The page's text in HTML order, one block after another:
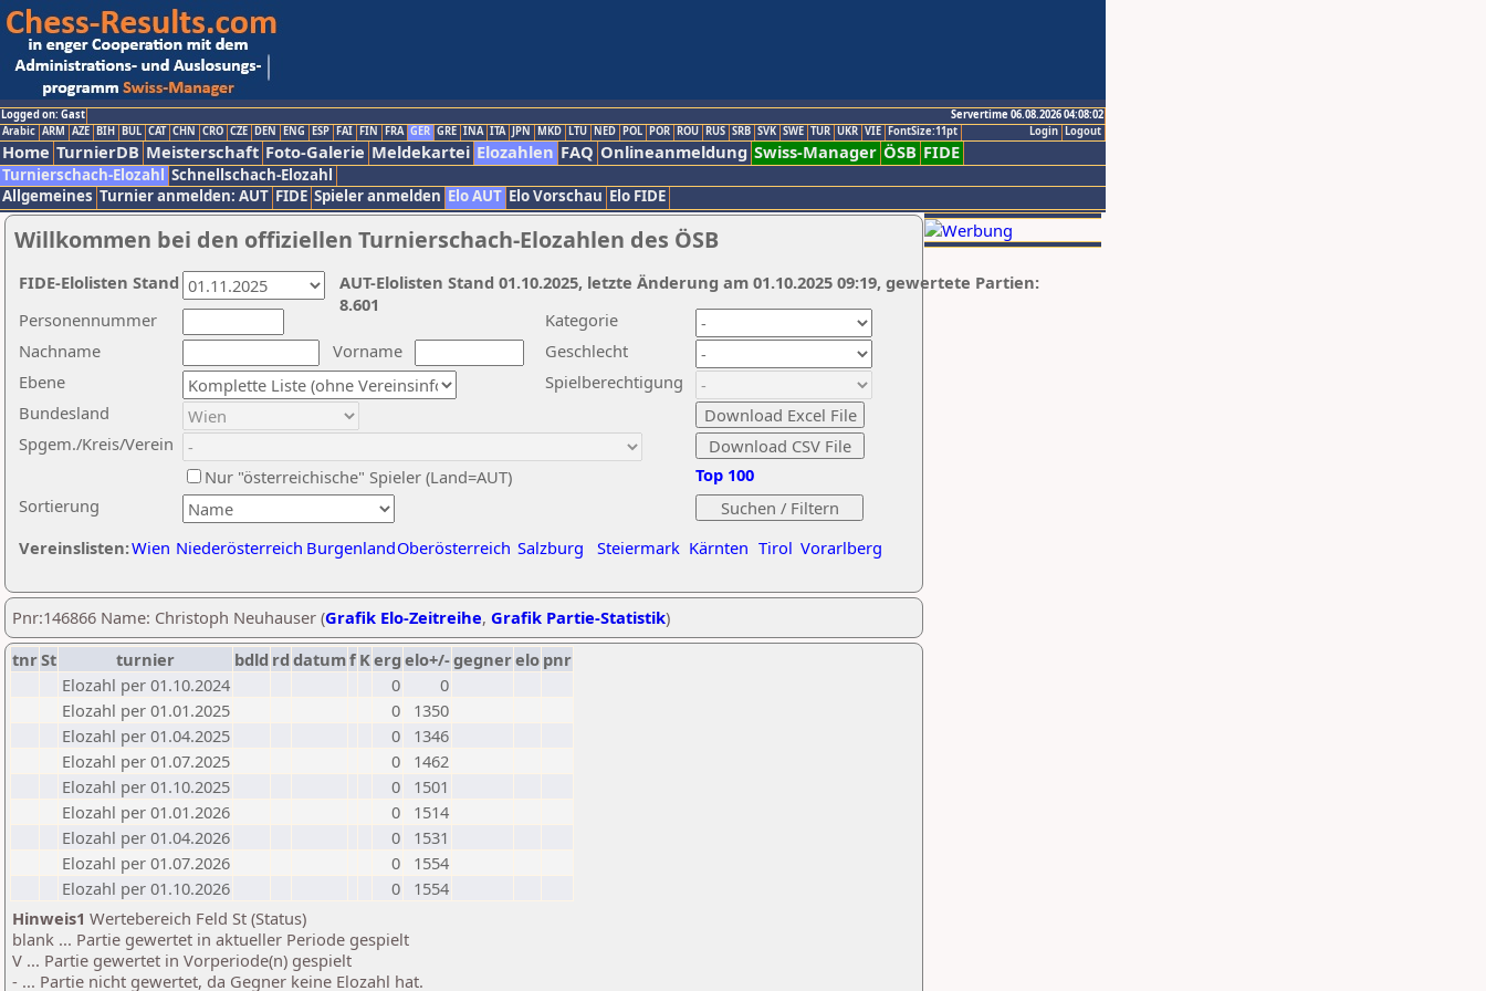
Logged on: Gast
Servertime 06.08.2026 04:08:02
Logout
Login
Arabic ARM AZE BIH BUL CAT CHN CRO CZE DEN ENG ESP FAI FIN FRA GER GRE INA ITA JPN MKD LTU NED POL POR ROU RUS SRB SVK SWE TUR UKR VIE FontSize:11pt
Home TurnierDB Meisterschaft Foto-Galerie Meldekartei Elozahlen FAQ Onlineanmeldung Swiss-Manager ÖSB FIDE
Turnierschach-Elozahl Schnellschach-Elozahl
Allgemeines Turnier anmelden: AUT FIDE Spieler anmelden Elo AUT Elo Vorschau Elo FIDE
Willkommen bei den offiziellen Turnierschach-Elozahlen des ÖSB
Nachname
Vorname
Ebene
Kategorie
Sortierung
Personennummer
Bundesland
Spgem./Kreis/Verein
Geschlecht
Nur "österreichische" Spieler (Land=AUT)
Spielberechtigung
Vereinslisten:Wien Niederösterreich BurgenlandOberösterreich Salzburg Steiermark Kärnten Tirol Vorarlberg
Top 100
AUT-Elolisten Stand 01.10.2025, letzte Änderung am 01.10.2025 09:19, gewertete Partien:
8.601
FIDE-Elolisten Stand
Pnr:146866 Name: Christoph Neuhauser (Grafik Elo-Zeitreihe, Grafik Partie-Statistik)
tnrSt turnier bdld rd datumf Kerg elo+/-gegnerelo pnr
Elozahl per 01.10.2024
0
0
Elozahl per 01.01.2025
0
1350
Elozahl per 01.04.2025
0
1346
Elozahl per 01.07.2025
0
1462
Elozahl per 01.10.2025
0
1501
Elozahl per 01.01.2026
0
1514
Elozahl per 01.04.2026
0
1531
Elozahl per 01.07.2026
0
1554
Elozahl per 01.10.2026
0
1554
Hinweis1 Wertebereich Feld St (Status)
blank ... Partie gewertet in aktueller Periode gespielt
V ... Partie gewertet in Vorperiode(n) gespielt
- ... Partie nicht gewertet, da Gegner keine Elozahl hat.